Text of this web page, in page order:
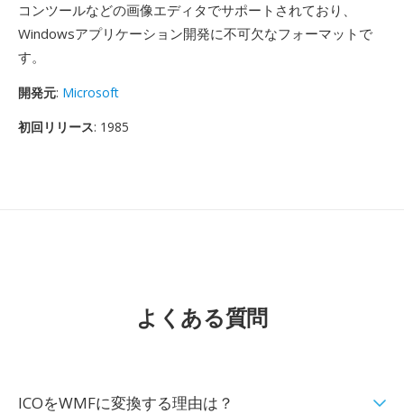
コンツールなどの画像エディタでサポートされており、
Windowsアプリケーション開発に不可欠なフォーマットで
す。
開発元: Microsoft
初回リリース: 1985
よくある質問
ICOをWMFに変換する理由は？